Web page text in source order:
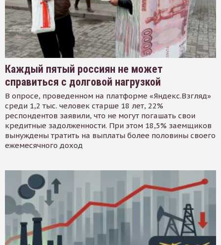
Каждый пятый россиян не может
справиться с долговой нагрузкой
В опросе, проведенном на платформе «Яндекс.Взгляд»
среди 1,2 тыс. человек старше 18 лет, 22%
респондентов заявили, что не могут погашать свои
кредитные задолженности. При этом 18,5% заемщиков
вынуждены тратить на выплаты более половины своего
ежемесячного доход